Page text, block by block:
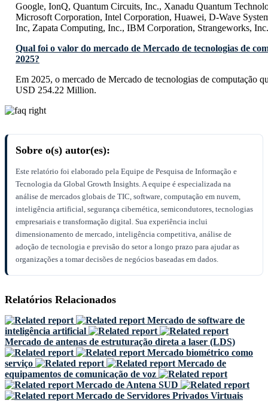
Google, IonQ, Quantum Circuits, Inc., Xanadu Quantum
Microsoft Corporation, Intel Corporation, Huawei, D-Wave
Inc, Zapata Computing, Inc., IBM Corporation, Strangeworks, Inc.
Qual foi o valor do mercado de Mercado de tecnologias de
2025?
Em 2025, o mercado de Mercado de tecnologias de computação
USD 254.22 Million.
Sobre o(s) autor(es):
Este relatório foi elaborado pela Equipe de Pesquisa de Informação e
Tecnologia da Global Growth Insights. A equipe é especializada na
análise de mercados globais de TIC, software, computação em nuvem,
inteligência artificial, segurança cibernética, semicondutores, tecnologias
empresariais e transformação digital. Sua experiência inclui
dimensionamento de mercado, inteligência competitiva, análise de
adoção de tecnologia e previsão do setor a longo prazo para ajudar as
organizações a tomar decisões de negócios baseadas em dados.
Relatórios Relacionados
Mercado de software de
inteligência artificial
Mercado de antenas de estruturação direta a laser (LDS)
Mercado biométrico como
serviço
Mercado de
equipamentos de comunicação de voz
Mercado de Antena SUD
Mercado de Servidores Privados Virtuais